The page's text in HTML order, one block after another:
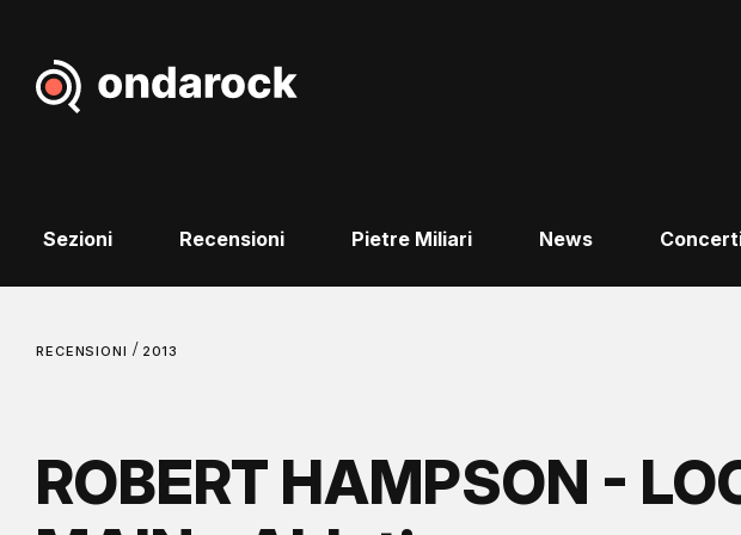
Sezioni Recensioni Pietre Miliari News
RECENSIONI / 2013
ROBERT HAMPSON -